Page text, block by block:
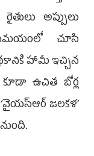
అప్పులు
చూసి
హామీ ఇచ్చిన
ఉచిత బోర్ల
జలకళ’